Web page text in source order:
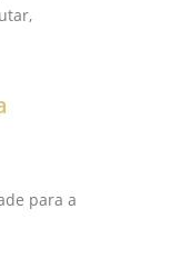
para a